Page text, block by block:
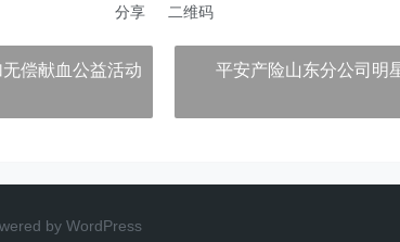
分享 二维码
偿献血公益活动 平安产险山东分公司明
by WordPress